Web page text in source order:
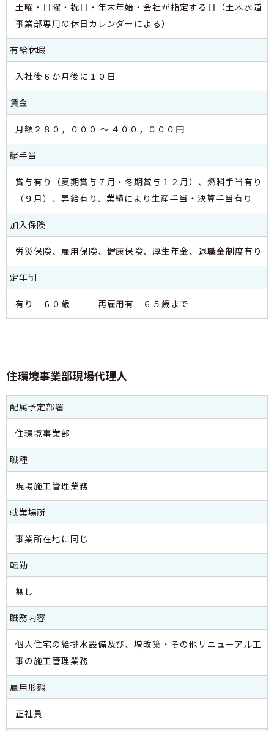
土曜・日曜・祝日・年末年始・会社が指定する日（土木水道
事業部専用の休日カレンダーによる）
有給休暇
入社後６か月後に１０日
賃金
月額２８０，０００ ～ ４００，０００円
諸手当
賞与有り（夏期賞与７月・冬期賞与１２月）、燃料手当有り
（９月）、昇給有り、業績により生産手当・決算手当有り
加入保険
労災保険、雇用保険、健康保険、厚生年金、退職金制度有り
定年制
有り ６０歳 再雇用有 ６５歳まで
住環境事業部現場代理人
配属予定部署
住環境事業部
職種
現場施工管理業務
就業場所
事業所在地に同じ
転勤
無し
職務内容
個人住宅の給排水設備及び、増改築・その他リニューアル工
事の施工管理業務
雇用形態
正社員